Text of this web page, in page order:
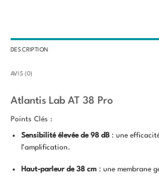
DESCRIPTION
AVIS (0)
Atlantis Lab AT 38 Pro
Points Clés :
Sensibilité élevée de 98 dB: une
l’amplification.
Haut-parleur de 38 cm: une membrane